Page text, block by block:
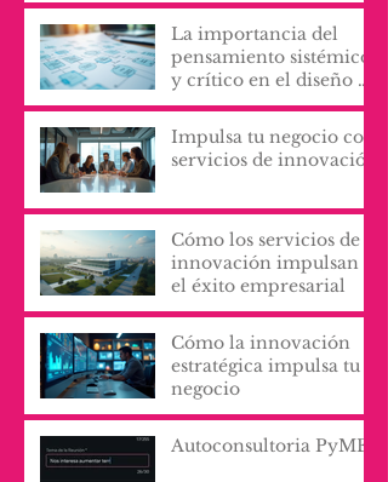
cambia todo?
La importancia del
pensamiento sistémico
y crítico en el diseño de
procesos y servicios
organizacionales
Impulsa tu negocio con
servicios de innovación
Cómo los servicios de
innovación impulsan
el éxito empresarial
Cómo la innovación
estratégica impulsa tu
negocio
Autoconsultoria PyME